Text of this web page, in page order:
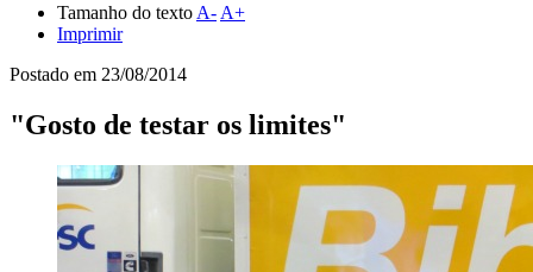
Tamanho do texto A- A+
Imprimir
Postado em 23/08/2014
"Gosto de testar os limites"